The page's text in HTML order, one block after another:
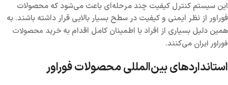
این سیستم کنترل کیفیت چند مرحله‌ای باعث می‌شود که محصولات
فوراور از نظر ایمنی و کیفیت در سطح بسیار بالایی قرار داشته باشند. به
همین دلیل بسیاری از افراد با اطمینان کامل اقدام بهخرید محصولات
فوراور ایران می‌کنند.
استانداردهای بین‌المللی محصولات فوراور